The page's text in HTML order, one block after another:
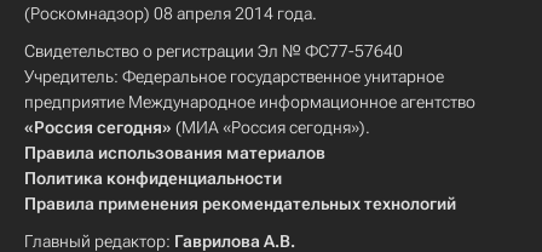
(Роскомнадзор) 08 апреля 2014 года.
Свидетельство о регистрации Эл № ФС77-57640
Учредитель: Федеральное государственное унитарное
предприятие Международное информационное агентство
«Россия сегодня» (МИА «Россия сегодня»).
Правила использования материалов
Политика конфиденциальности
Правила применения рекомендательных технологий
Главный редактор: Гаврилова А.В.